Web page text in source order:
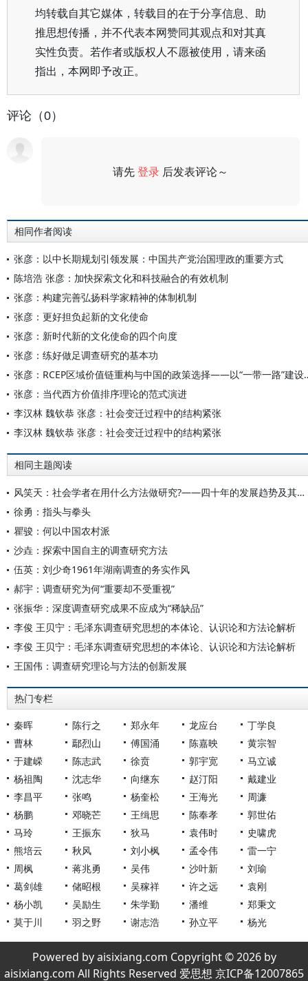
均转载自其它媒体，转载目的在于分享信息、助
推思想传播，并不代表本网赞同其观点和对其真
实性负责。若作者或版权人不愿被使用，请来函
指出，本网即予改正。
评论（0）
请先登录 后发表评论～
相同作者阅读
张彦：以中长期规划引领发展：中国共产党治国理政的重要方式
陈培浩 张彦：加快探索文化和科技融合的有效机制
张彦：构建完善弘扬科学家精神的体制机制
张彦：更好担负起新的文化使命
张彦：新时代新的文化使命的四个向度
张彦：练好做足调查研究的基本功
张彦：RCEP区域价值
张彦：当代西方价值排序理论的范式演进
李汉林 魏钦恭 张彦：社会变迁过程中的结构紧张
李汉林 魏钦恭 张彦：社会变迁过程中的结构紧张
相同主题阅读
风笑天：社会学者在用什么方法做研究?——四十年的发展趋势及其学科内涵
徐勇：指头与拳头
瞿骏：何以中国农村派
沙垚：探索中国自主的调查研究方法
伍英：刘少奇1961年湖南调查的务实作风
郝宇：调查研究为何“重要却不受重视”
张振华：深度调查研究成果不应成为“稀缺品”
李俊 王贝宁：毛泽东调查研究思想的本体论、认识论和方法论解析
李俊 王贝宁：毛泽东调查研究思想的本体论、认识论和方法论解析
王国伟：调查研究理论与方法的创新发展
热门专栏
秦晖 陈行之 郑永年 龙应台
丁学良
曹林
鄢烈山 傅国涌 陈嘉映
黄宗智
于建嵘
陈志武 徐贲 郭宇宽
马立诚
杨祖陶
沈志华 向继东 赵汀阳
戴建业
李昌平
张鸣 杨奎松 王海光
周濂
杨鹏
邓晓芒 王缉思 陈奉孝
郭世佑
马玲
王振东 狄马 袁伟时
史啸虎
熊培云
秋风 刘小枫 孟令伟
雷一宁
周枫
蒋兆勇 吴伟 沙叶新
刘瑜
葛剑雄
储昭根 吴稼祥 许之远
袁刚
杨小凯
吴励生 朱学勤 潘维
郑秉文
莫于川
羽之野 谢志浩 孙立平 杨光
Powered by aisixiang.com Copyright © 2026 by
aisixiang.com All Rights Reserved 爱思想 京ICP备12007865